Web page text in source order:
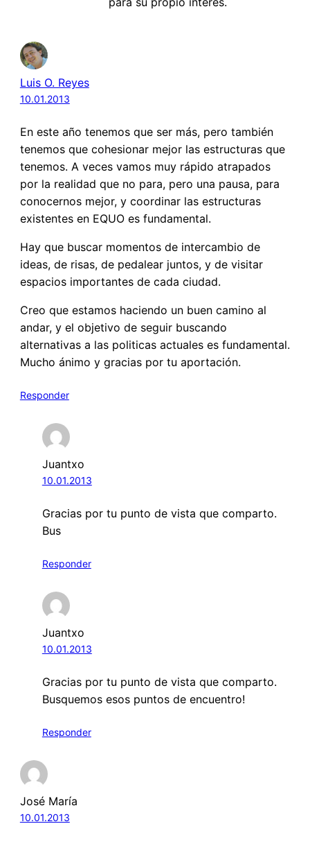
Luis O. Reyes
10.01.2013
En este año tenemos que ser más, pero también
tenemos que cohesionar mejor las estructuras que
tenemos. A veces vamos muy rápido atrapados
por la realidad que no para, pero una pausa, para
conocernos mejor, y coordinar las estructuras
existentes en EQUO es fundamental.
Hay que buscar momentos de intercambio de
ideas, de risas, de pedalear juntos, y de visitar
espacios importantes de cada ciudad.
Creo que estamos haciendo un buen camino al
andar, y el objetivo de seguir buscando
alternativas a las politicas actuales es fundamental.
Mucho ánimo y gracias por tu aportación.
Responder
Juantxo
10.01.2013
Gracias por tu punto de vista que comparto.
Bus
Responder
Juantxo
10.01.2013
Gracias por tu punto de vista que comparto.
Busquemos esos puntos de encuentro!
Responder
José María
10.01.2013